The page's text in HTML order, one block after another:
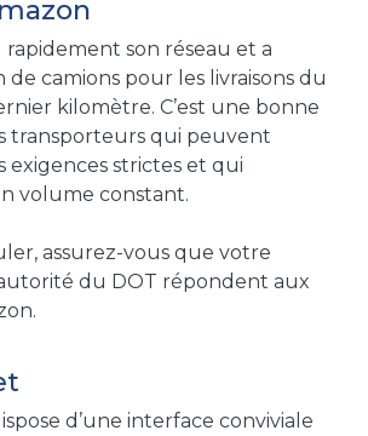
son réseau et a
de camions pour les livraisons du
kilomètre. C’est une bonne
transporteurs qui peuvent
exigences strictes et qui
volume constant.
assurez-vous que votre
du DOT répondent aux
d’une interface conviviale